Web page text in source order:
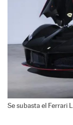
Se subasta el Ferrari